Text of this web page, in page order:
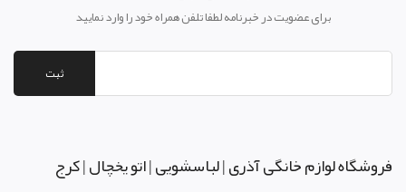
برای عضویت در خبرنامه لطفا تلفن همراه خود را وارد نمایید
ثبت
فروشگاه لوازم خانگی آذری | لباسشویی | اتو یخچال | کرج